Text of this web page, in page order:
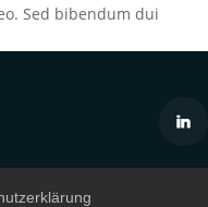
Sed bibendum dui